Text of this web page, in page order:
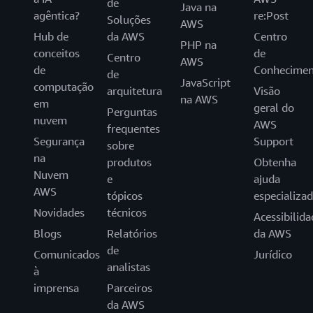
para concluir um compromisso on-line monitorado.
Agendamento
Para agendar um exame da AWS Certification via conta da AWS
Certification, conclua as seguintes etapas:
Faça login em aws.training/Certification.
Selecione o botão Ir para sua conta, seguido do botão
Agendar novo exame.
Encontre o exame que você deseja fazer e selecione
Agendar com a Pearson VUE.
Então, haverá o redirecionamento para o painel da Pearson
VUE para selecionar o local do teste, a data e a hora. Siga as
solicitações para adquirir seu exame. Você receberá um e-
mail de confirmação depois de adquirir o exame.
contém detalhes sobre as políticas e os termos do próximo
agendamento do exame.
Reagendamento ou cancelamento
Para reagendar ou cancelar um exame, conclua as seguintes
agêntica?
Hub de
conceitos
de
computação
em
nuvem
Segurança
na
Nuvem
AWS
Novidades
Blogs
Comunicados
à
imprensa
de
Soluções
da AWS
Centro
de
arquitetura
Perguntas
frequentes
sobre
produtos
e
tópicos
técnicos
Relatórios
de
analistas
Parceiros
da AWS
Java na
AWS
PHP na
AWS
JavaScript
na AWS
re:Post
Centro
de
Visão
geral do
AWS
Support
Obtenha
ajuda
da AWS
Jurídico